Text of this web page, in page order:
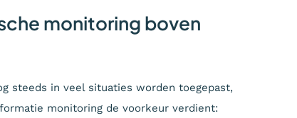
monitoring boven
steeds in veel situaties worden toegepast,
monitoring de voorkeur verdient: